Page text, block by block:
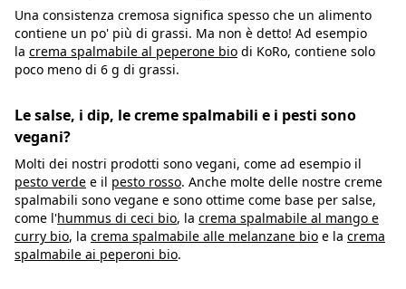
Una consistenza cremosa significa spesso che un alimento
contiene un po' più di grassi. Ma non è detto! Ad esempio
la crema spalmabile al peperone bio di KoRo, contiene solo
poco meno di 6 g di grassi.
Le salse, i dip, le creme spalmabili e i pesti sono
vegani?
Molti dei nostri prodotti sono vegani, come ad esempio il
pesto verde e il pesto rosso. Anche molte delle nostre creme
spalmabili sono vegane e sono ottime come base per salse,
come l'hummus di ceci bio, la crema spalmabile al mango e
curry bio, la crema spalmabile alle melanzane bio e la crema
spalmabile ai peperoni bio.